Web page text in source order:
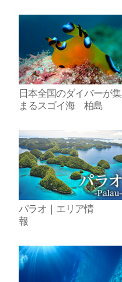
日本全国のダイバーが集
まるスゴイ海 柏島
パラオ｜エリア情
報